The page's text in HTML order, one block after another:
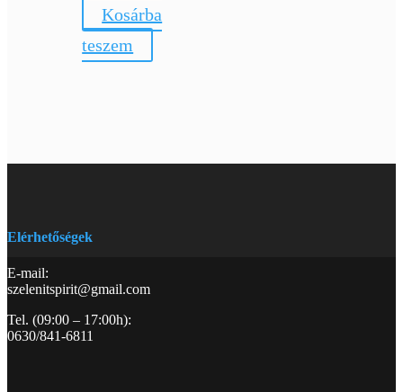
Kosárba
teszem
Elérhetőségek
E-mail:
szelenitspirit@gmail.com
Tel. (09:00 – 17:00h):
0630/841-6811